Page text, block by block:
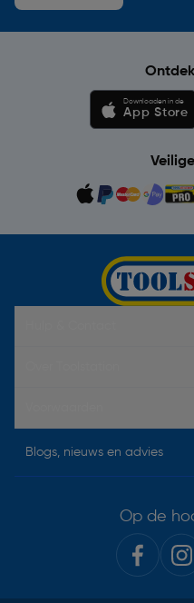
Downloaden in de
App Store
Blogs, nieuws en advies
Op de